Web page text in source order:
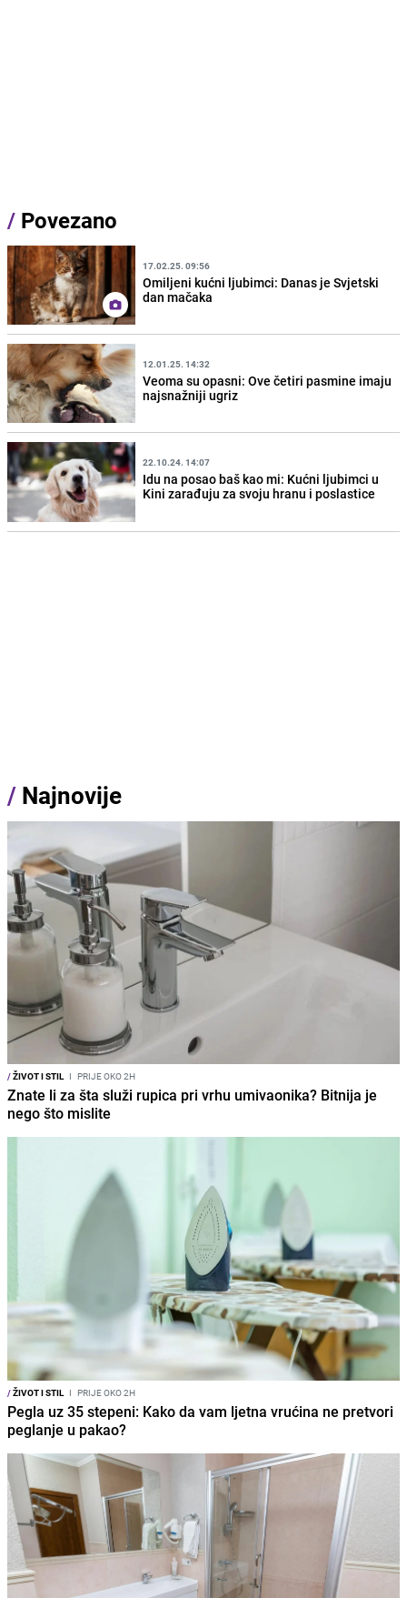
/ Povezano
17.02.25. 09:56
Omiljeni kućni ljubimci: Danas je Svjetski
dan mačaka
12.01.25. 14:32
Veoma su opasni: Ove četiri pasmine imaju
najsnažniji ugriz
22.10.24. 14:07
Idu na posao baš kao mi: Kućni ljubimci u
Kini zarađuju za svoju hranu i poslastice
/ Najnovije
/ŽIVOT I STIL I PRIJE OKO 2H
Znate li za šta služi rupica pri vrhu umivaonika? Bitnija je
nego što mislite
/ŽIVOT I STIL I PRIJE OKO 2H
Pegla uz 35 stepeni: Kako da vam ljetna vrućina ne pretvori
peglanje u pakao?